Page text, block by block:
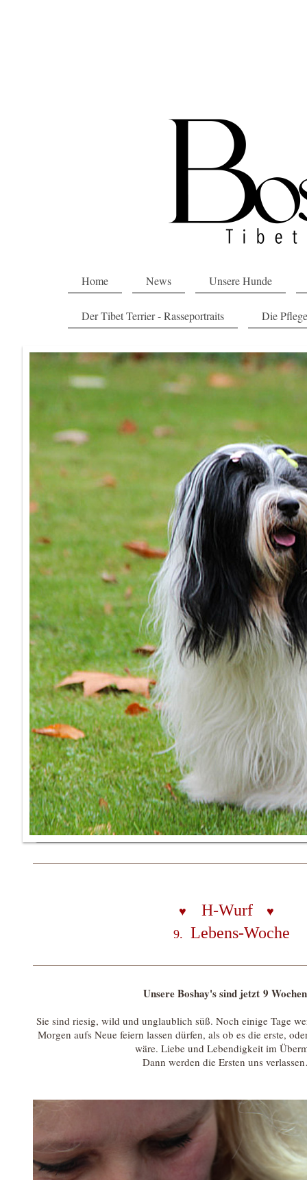
Home News Unsere Hunde
Der Tibet Terrier - Rasseportraits Die Pflege
♥ H-Wurf
♥
9. Lebens-Woche
Unsere Boshay's sind jetzt 9
Sie sind riesig, wild und unglaublich süß. Noch einige Tage
Morgen aufs Neue feiern lassen dürfen, als ob es die erste,
wäre. Liebe und Lebendigkeit im
Dann werden die Ersten uns